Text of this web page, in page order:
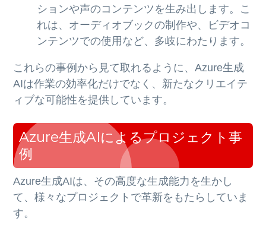
ションや声のコンテンツを生み出します。こ
れは、オーディオブックの制作や、ビデオコ
ンテンツでの使用など、多岐にわたります。
これらの事例から見て取れるように、Azure生成
AIは作業の効率化だけでなく、新たなクリエイテ
ィブな可能性を提供しています。
Azure生成AIによるプロジェクト事
例
Azure生成AIは、その高度な生成能力を生かし
て、様々なプロジェクトで革新をもたらしていま
す。